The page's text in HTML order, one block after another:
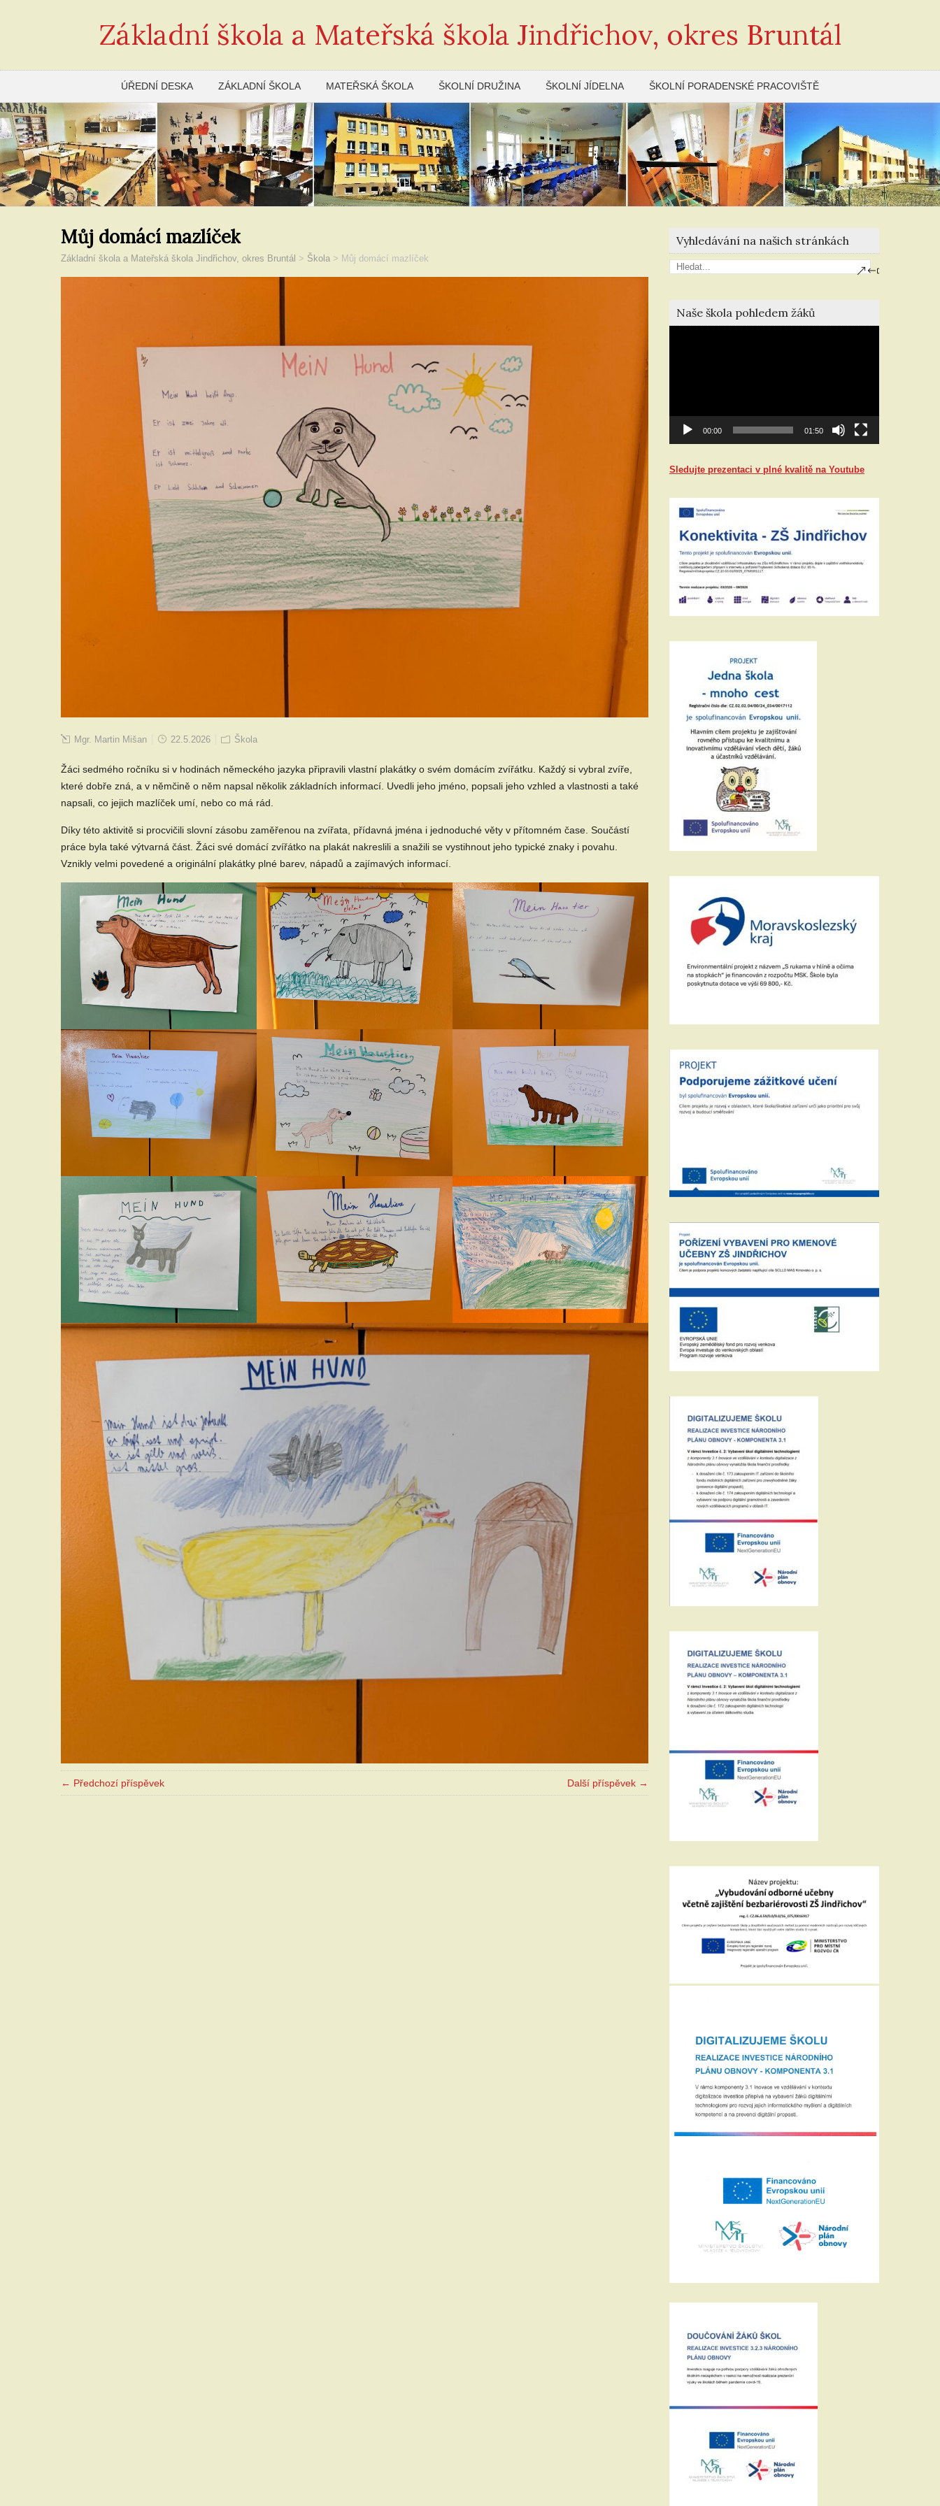
Základní škola a Mateřská škola Jindřichov, okres Bruntál
ÚŘEDNÍ DESKA ZÁKLADNÍ ŠKOLA MATEŘSKÁ ŠKOLA ŠKOLNÍ DRUŽINA ŠKOLNÍ JÍDELNA ŠKOLNÍ PORADENSKÉ PRACOVIŠTĚ
Můj domácí mazlíček
Základní škola a Mateřská škola Jindřichov, okres Bruntál > Škola > Můj domácí mazlíček
Mgr. Martin Mišan 22.5.2026 Škola
Žáci sedmého ročníku si v hodinách německého jazyka připravili vlastní plakátky o svém domácím zvířátku. Každý si vybral zvíře,
které dobře zná, a v němčině o něm napsal několik základních informací. Uvedli jeho jméno, popsali jeho vzhled a vlastnosti a také
napsali, co jejich mazlíček umí, nebo co má rád.
Díky této aktivitě si procvičili slovní zásobu zaměřenou na zvířata, přídavná jména i jednoduché věty v přítomném čase. Součástí
práce byla také výtvarná část. Žáci své domácí zvířátko na plakát nakreslili a snažili se vystihnout jeho typické znaky i povahu.
Vznikly velmi povedené a originální plakátky plné barev, nápadů a zajímavých informací.
← Předchozí příspěvek Další příspěvek →
Vyhledávání na našich stránkách
Naše škola pohledem žáků
00:00 01:50
Sledujte prezentaci v plné kvalitě na Youtube